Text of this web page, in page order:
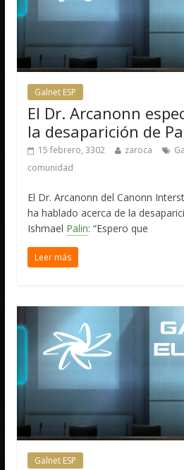
Galnet ESP
El Dr. Arcanonn
la desaparición de
15 febrero, 3302 zaroca
comunidad
El Dr. Arcanonn del Canonn
ha hablado acerca de la
Ishmael Palin: “Espero que
Leer más
Galnet ESP